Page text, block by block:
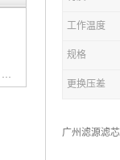
工作温度
规格
更换压差
广州滤源滤